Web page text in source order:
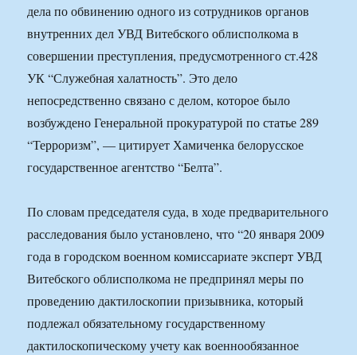
дела по обвинению одного из сотрудников органов
внутренних дел УВД Витебского облисполкома в
совершении преступления, предусмотренного ст.428
УК “Служебная халатность”. Это дело
непосредственно связано с делом, которое было
возбуждено Генеральной прокуратурой по статье 289
“Терроризм”, — цитирует Хамиченка белорусское
государственное агентство “Белта”.
По словам председателя суда, в ходе предварительного
расследования было установлено, что “20 января 2009
года в городском военном комиссариате эксперт УВД
Витебского облисполкома не предпринял меры по
проведению дактилоскопии призывника, который
подлежал обязательному государственному
дактилоскопическому учету как военнообязанное